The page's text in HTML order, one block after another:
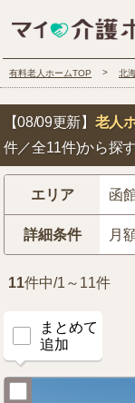
有料老人ホームTOP 北
【08/09更新】 老人
件／全11件)から探す
エリア 函
詳細条件 月
11件中/1～11件
まとめて
追加